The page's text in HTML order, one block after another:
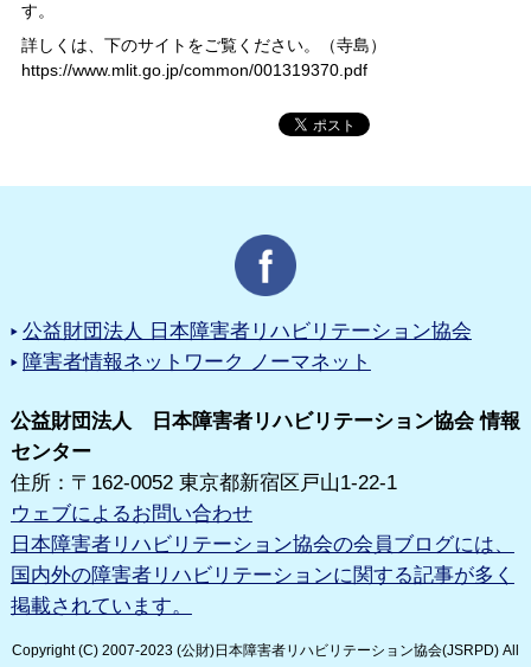
す。
詳しくは、下のサイトをご覧ください。（寺島）
https://www.mlit.go.jp/common/001319370.pdf
公益財団法人 日本障害者リハビリテーション協会
障害者情報ネットワーク ノーマネット
公益財団法人 日本障害者リハビリテーション協会 情報
センター
住所：〒162-0052 東京都新宿区戸山1-22-1
ウェブによるお問い合わせ
日本障害者リハビリテーション協会の会員ブログには、
国内外の障害者リハビリテーションに関する記事が多く
掲載されています。
Copyright (C) 2007-2023 (公財)日本障害者リハビリテーション協会(JSRPD) All